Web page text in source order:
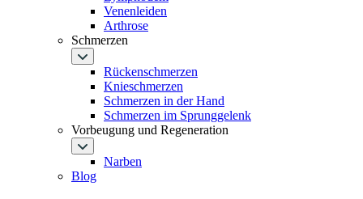
Venenleiden
Arthrose
Schmerzen
Rückenschmerzen
Knieschmerzen
Schmerzen in der Hand
Schmerzen im Sprunggelenk
Vorbeugung und Regeneration
Narben
Blog